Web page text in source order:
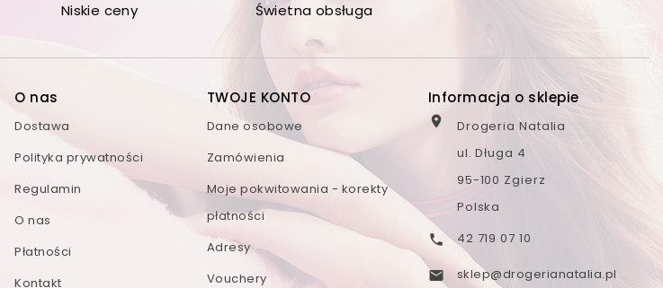
Niskie ceny Świetna obsługa
O nas
Dostawa
Polityka prywatności
Regulamin
O nas
Płatności
Kontakt
TWOJE KONTO
Dane osobowe
Zamówienia
Moje pokwitowania - korekty
płatności
Adresy
Vouchery
Informacja o sklepie

Drogeria Natalia
ul. Długa 4
95-100 Zgierz
Polska
 42 719 07 10
 sklep@drogerianatalia.pl